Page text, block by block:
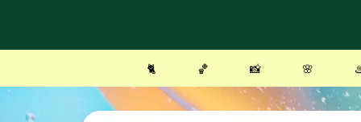
🐈 🏀 📸 🌸